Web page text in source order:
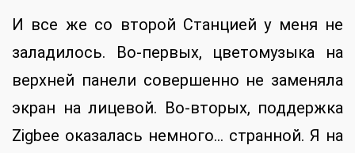
И все же со второй Станцией у меня не
заладилось. Во-первых, цветомузыка на
верхней панели совершенно не заменяла
экран на лицевой. Во-вторых, поддержка
Zigbee оказалась немного… странной. Я на